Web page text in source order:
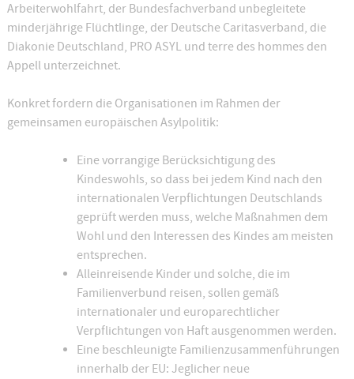
Arbeiterwohlfahrt, der Bundesfachverband unbegleitete
minderjährige Flüchtlinge, der Deutsche Caritasverband, die
Diakonie Deutschland, PRO ASYL und terre des hommes den
Appell unterzeichnet.
Konkret fordern die Organisationen im Rahmen der
gemeinsamen europäischen Asylpolitik:
Eine vorrangige Berücksichtigung des
Kindeswohls, so dass bei jedem Kind nach den
internationalen Verpflichtungen Deutschlands
geprüft werden muss, welche Maßnahmen dem
Wohl und den Interessen des Kindes am meisten
entsprechen.
Alleinreisende Kinder und solche, die im
Familienverbund reisen, sollen gemäß
internationaler und europarechtlicher
Verpflichtungen von Haft ausgenommen werden.
Eine beschleunigte Familienzusammenführungen
innerhalb der EU: Jeglicher neue